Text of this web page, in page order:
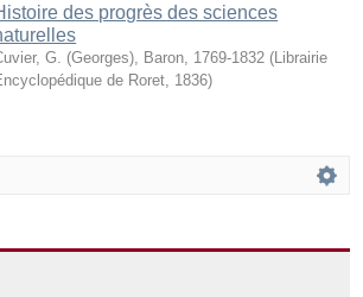
des progrès des sciences
G. (Georges), Baron, 1769-1832 ( Librairie
de Roret 1836)